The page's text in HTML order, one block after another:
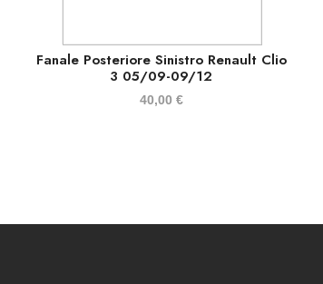
Fanale Posteriore Sinistro Renault Clio
3 05/09-09/12
40,00 €